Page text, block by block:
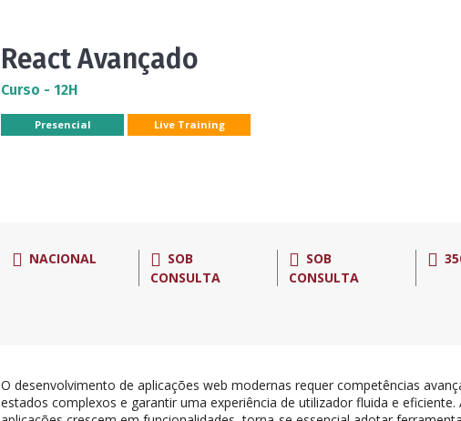
React Avançado
Curso - 12H
Presencial Live Training
NACIONAL
SOB
CONSULTA
SOB
CONSULTA
O desenvolvimento de aplicações web modernas requer competências
estados complexos e garantir uma experiência de utilizador fluida e eficiente.